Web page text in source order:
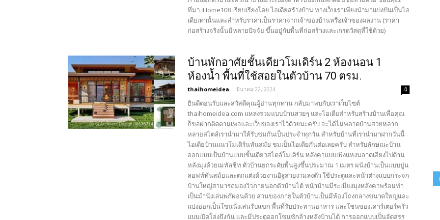
ที่มา iHome108 เรียบเรียงโดย ไอเดียสร้างบ้าน ทางเว็บเราเพียงนำมาแบ่งปันเป็นไอ
เดียเท่านั้นและสำหรับราคาเป็นราคาจากเจ้าของบ้านหรือเจ้าของผลงาน (ราคา
ก่อสร้างจริงนั้นมีหลายปัจจัย ขึ้นอยู่กับพื้นที่ก่อสร้างและเกรดวัสดุที่ใช้ด้วย)
บ้านพักอาศัยชั้นเดียวโมเดิร์น 2 ห้องนอน 1
ห้องน้ำ พื้นที่ใช้สอยในตัวบ้าน 70 ตรม.
thaihomeidea - มีนาคม 22, 2024 0
ยินดีตอนรับและสวัสดีคุณผู้อ่านทุกท่าน กลับมาพบกับเราเว็บไซต์
thaihomeidea.com แหล่งรวมแบบบ้านสวยๆ และไอเดียสำหรับสร้างบ้านเพื่อคุณ
ก็ขอฝากติดตามเพจและเว็บของเราไว้ด้วยนะครับ จะได้ไม่พลาดบ้านสวยหลาก
หลายสไตล์เรานำมาให้รับชมกันเป็นประจำทุกวัน สำหรับบ้านที่เรานำมาฝากวันนี้
ไอเดียบ้านแนวโมเดิร์นทันสมัย ชมเป็นไอเดียกันต่อเลยครับ สำหรับลักษณะบ้าน
ออกแบบเป็นบ้านแบบชั้นเดียวสไตล์โมเดิร์น หลังคาแบบเพิงแหงนลาดเอียงไปด้าน
หลังมุงด้วยเมทัลชีท ตัวบ้านยกระดับพื้นสูงขึ้นประมาณ 1 เมตร ผนังบ้านเป็นแบบปูน
ลอฟท์ทันสม้ยและตกแต่งด้วยงานอิฐสวยงามลงตัว ใช้ประตูและหน้าต่างแบบกระจก
บ้านใหญ่สามารถมองวิวภายนอกตัวบ้านได้ หน้าบ้านมีระเบียงมุงหลังคาพร้อมทำ
เป็นม้านั่งเล่นพกัผ่อนด้วย ส่วนของภายในตัวบ้านเป็นมีห้องโถงกลางขนาดใหญ่และ
แบ่งออกเป็นโซนนั่งเล่นรับแขก พื้นที่รับประทานอาหาร และโซนของเคาร์เตอร์ครัว
แบบเปิดโล่งถึงกัน และมีประตูออกโซนซักล้างหลังบ้านได้ การออกแบบเป็นจัดสรร